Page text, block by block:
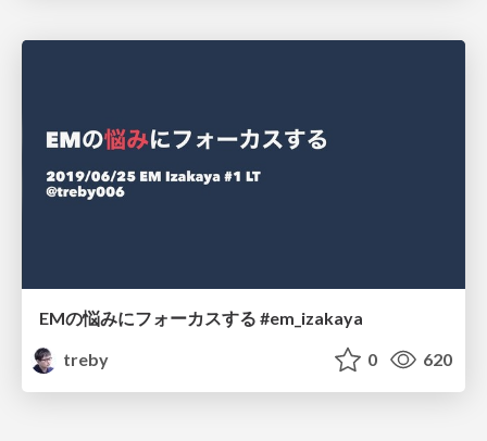
EMの悩みにフォーカスする #em_izakaya
treby
0 620